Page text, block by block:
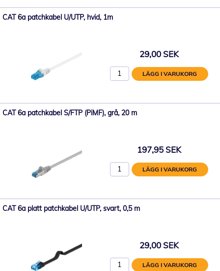
CAT 6a patchkabel U/UTP, hvid, 1m
29,00 SEK
LÄGG I VARUKORG
CAT 6a patchkabel S/FTP (PiMF), grå, 20 m
197,95 SEK
LÄGG I VARUKORG
CAT 6a platt patchkabel U/UTP, svart, 0,5 m
29,00 SEK
LÄGG I VARUKORG